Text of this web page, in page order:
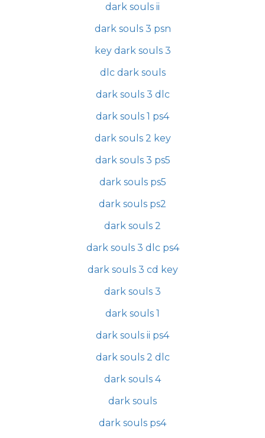
dark souls ii
dark souls 3 psn
key dark souls 3
dlc dark souls
dark souls 3 dlc
dark souls 1 ps4
dark souls 2 key
dark souls 3 ps5
dark souls ps5
dark souls ps2
dark souls 2
dark souls 3 dlc ps4
dark souls 3 cd key
dark souls 3
dark souls 1
dark souls ii ps4
dark souls 2 dlc
dark souls 4
dark souls
dark souls ps4